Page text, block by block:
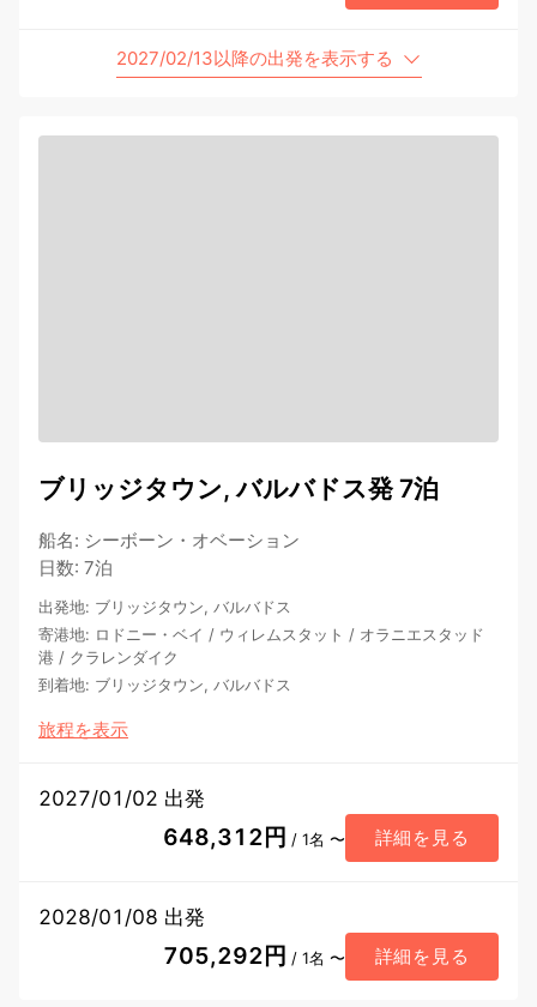
2027/02/13以降の出発を表示する
ブリッジタウン, バルバドス発 7泊
船名: シーボーン・オベーション
日数: 7泊
出発地: ブリッジタウン, バルバドス
寄港地: ロドニー・ベイ / ウィレムスタット / オラニエスタッド
港 / クラレンダイク
到着地: ブリッジタウン, バルバドス
旅程を表示
2027/01/02 出発
648,312円 / 1名 〜 詳細を見る
2028/01/08 出発
705,292円 / 1名 〜 詳細を見る